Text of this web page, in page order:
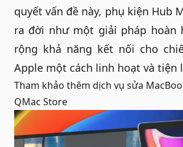
quyết vấn đề này, phụ kiện Hub
ra đời như một giải pháp hoàn
rộng khả năng kết nối cho
Apple một cách linh hoạt và tiện
Tham khảo thêm dịch vụ sửa
QMac Store